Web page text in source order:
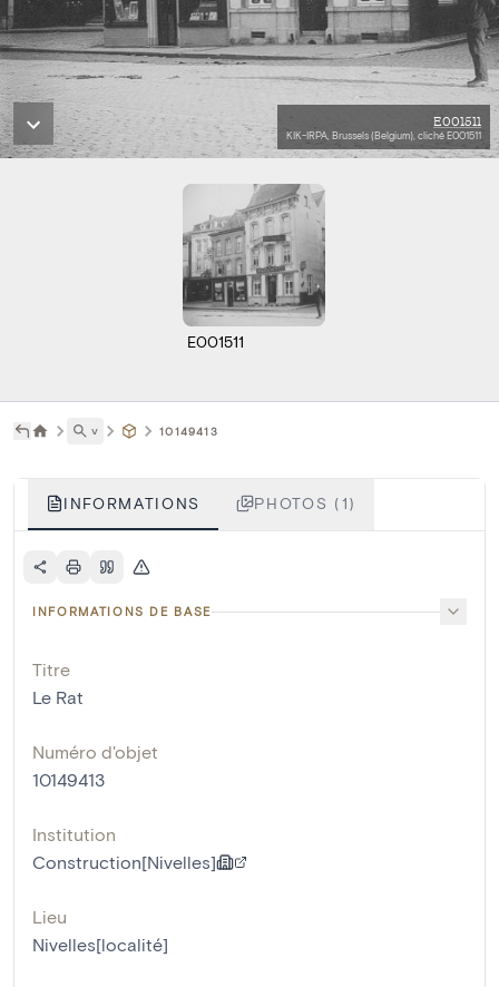
E001511
KIK-IRPA, Brussels (Belgium), cliché E001511
E001511
˅ 10149413
INFORMATIONS PHOTOS (1)
INFORMATIONS DE BASE
Titre
Le Rat
Numéro d'objet
10149413
Institution
Construction[Nivelles]
Lieu
Nivelles[localité]